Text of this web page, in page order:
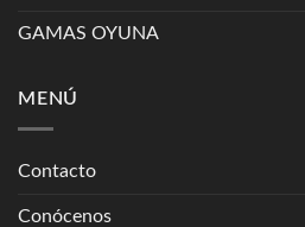
GAMAS OYUNA
MENÚ
Contacto
Conócenos